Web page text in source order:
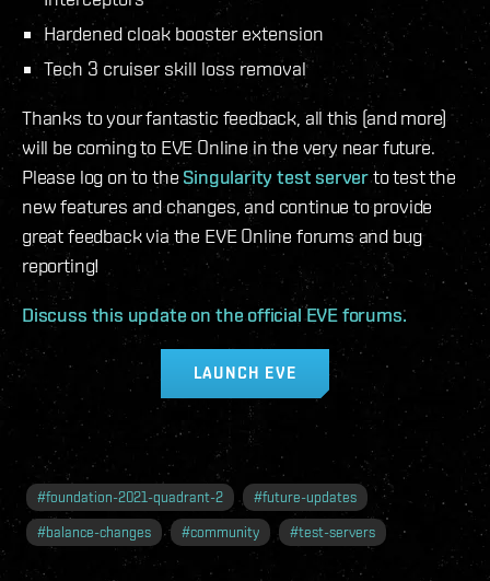
Hardened cloak booster extension
Tech 3 cruiser skill loss removal
Thanks to your fantastic feedback, all this (and more)
will be coming to EVE Online in the very near future.
Please log on to the Singularity test serverto test the
new features and changes, and continue to provide
great feedback via the EVE Online forums and bug
reporting!
Discuss this update on the official EVE forums.
LAUNCH EVE
#foundation-2021-quadrant-2 #future-updates
#balance-changes #community #test-servers